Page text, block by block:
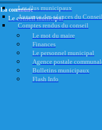
La commune
Le conseil municipal
Les élus municipaux
Annonce des séances du
Comptes rendus du conseil
Le mot du maire
Finances
Le personnel municipal
Agence postale
Bulletins municipaux
Flash Info